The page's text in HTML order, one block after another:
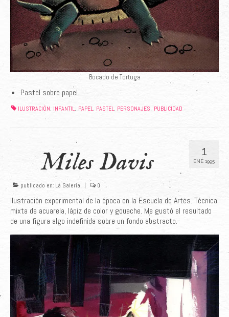
Bocado de Tortuga
Pastel sobre papel.
ILUSTRACIÓN, INFANTIL, PAPEL, PASTEL, PERSONAJES, PUBLICIDAD
1
ENE 1995
Miles Davis
publicado en: La Galería 0
Ilustración experimental de la época en la Escuela de Artes. Técnica
mixta de acuarela, lápiz de color y gouache. Me gustó el resultado
de una figura algo indefinida sobre un fondo abstracto.